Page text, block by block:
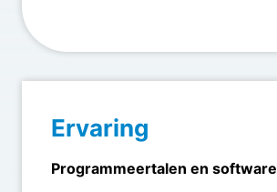
Ervaring
Programmeertalen en software